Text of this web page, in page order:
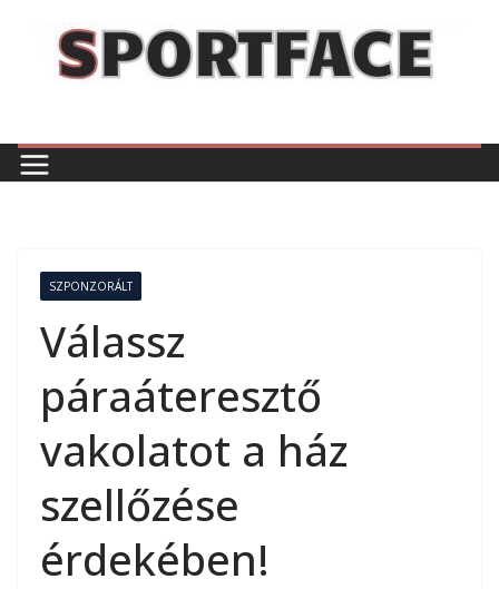
content
SZPONZORÁLT
Válassz
páraáteresztő
vakolatot a ház
szellőzése
érdekében!